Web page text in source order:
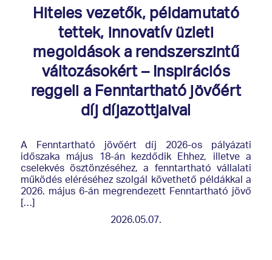
Hiteles vezetők, példamutató
tettek, innovatív üzleti
megoldások a rendszerszintű
változásokért – Inspirációs
reggeli a Fenntartható jövőért
díj díjazottjaival
A Fenntartható jövőért díj 2026-os pályázati
időszaka május 18-án kezdődik Ehhez, illetve a
cselekvés ösztönzéséhez, a fenntartható vállalati
működés eléréséhez szolgál követhető példákkal a
2026. május 6-án megrendezett Fenntartható jövő
[…]
2026.05.07.